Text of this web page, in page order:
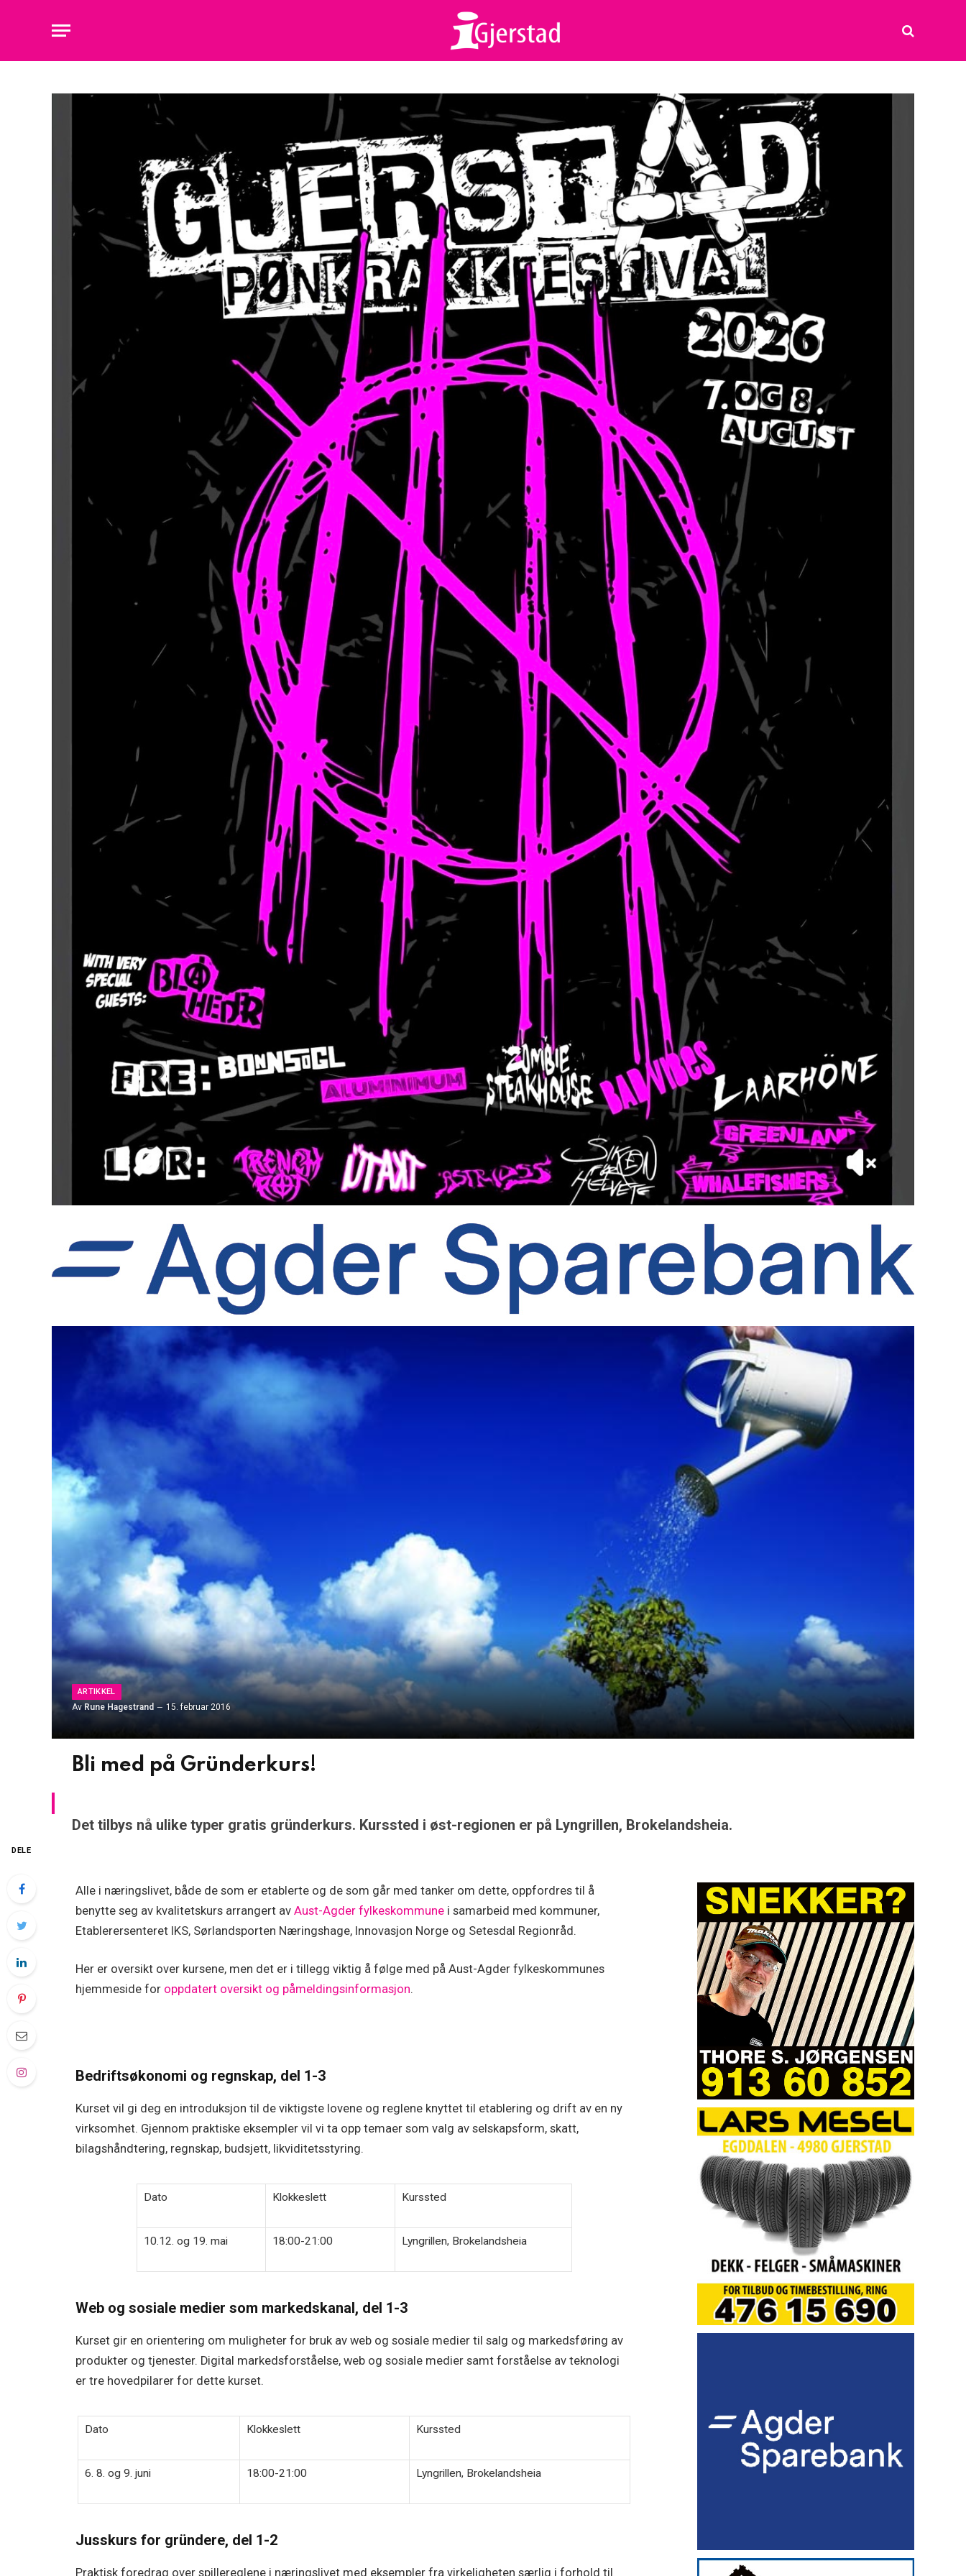
ARTIKKEL
Av Rune Hagestrand 15. februar 2016
Bli med på Gründerkurs!
Det tilbys nå ulike typer gratis gründerkurs. Kurssted i øst-regionen er på Lyngrillen, Brokelandsheia.
DELE
Alle i næringslivet, både de som er etablerte og de som går med tanker om dette, oppfordres til å
benytte seg av kvalitetskurs arrangert avAust-Agder fylkeskommune i samarbeid med kommuner,
Etablerersenteret IKS, Sørlandsporten Næringshage, Innovasjon Norge og Setesdal Regionråd.
Her er oversikt over kursene, men det er i tillegg viktig å følge med på Aust-Agder fylkeskommunes
hjemmeside for oppdatert oversikt og påmeldingsinformasjon.
Bedriftsøkonomi og regnskap, del 1-3
Kurset vil gi deg en introduksjon til de viktigste lovene og reglene knyttet til etablering og drift av en ny
virksomhet. Gjennom praktiske eksempler vil vi ta opp temaer som valg av selskapsform, skatt,
bilagshåndtering, regnskap, budsjett, likviditetsstyring.
Dato Klokkeslett Kurssted
10.12. og 19. mai 18:00-21:00 Lyngrillen, Brokelandsheia
Web og sosiale medier som markedskanal, del 1-3
Kurset gir en orientering om muligheter for bruk av web og sosiale medier til salg og markedsføring av
produkter og tjenester. Digital markedsforståelse, web og sosiale medier samt forståelse av teknologi
er tre hovedpilarer for dette kurset.
Dato Klokkeslett Kurssted
6. 8. og 9. juni 18:00-21:00 Lyngrillen, Brokelandsheia
Jusskurs for gründere, del 1-2
Praktisk foredrag over spillereglene i næringslivet med eksempler fra virkeligheten særlig i forhold til